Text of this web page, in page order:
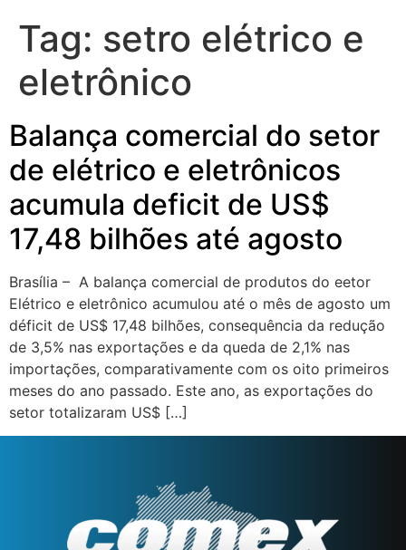
Tag: setro elétrico e
eletrônico
Balança comercial do setor
de elétrico e eletrônicos
acumula deficit de US$
17,48 bilhões até agosto
Brasília – A balança comercial de produtos do eetor
Elétrico e eletrônico acumulou até o mês de agosto um
déficit de US$ 17,48 bilhões, consequência da redução
de 3,5% nas exportações e da queda de 2,1% nas
importações, comparativamente com os oito primeiros
meses do ano passado. Este ano, as exportações do
setor totalizaram US$ […]